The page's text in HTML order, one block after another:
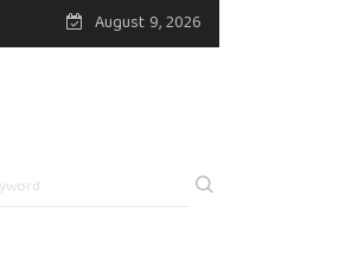
August 9, 2026